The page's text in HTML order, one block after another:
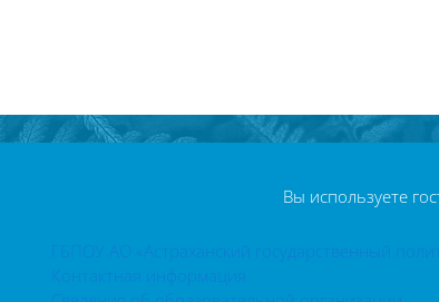
Вы используете
ГБПОУ АО «Астраханский государственный
Контактная информация